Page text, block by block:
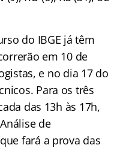
do IBGE já têm
em 10 de
e no dia 17 do
Para os três
das 13h às 17h,
de
fará a prova das